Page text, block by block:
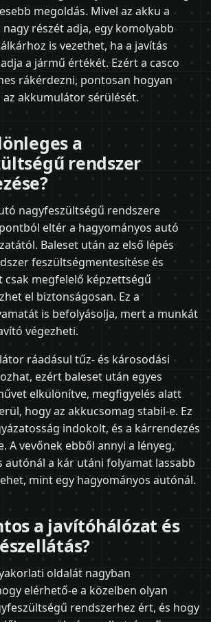
megoldás. Mivel az akku a
részét adja, egy komolyabb
is vezethet, ha a javítás
a jármű értékét. Ezért a casco
rákérdezni, pontosan hogyan
akkumulátor sérülését.
a
rendszer
nagyfeszültségű rendszere
eltér a hagyományos autó
Baleset után az első lépés
feszültségmentesítése és
csak megfelelő képzettségű
el biztonságosan. Ez a
is befolyásolja, mert a munkát
végezheti.
ráadásul tűz- és károsodási
ezért baleset után egyes
elkülönítve, megfigyelés alatt
hogy az akkucsomag stabil-e. Ez
indokolt, és a kárrendezés
A vevőnek ebből annyi a lényeg,
autónál a kár utáni folyamat lassabb
mint egy hagyományos autónál.
a javítóhálózat és
oldalát nagyban
elérhető-e a közelben olyan
rendszerhez ért, és hogy